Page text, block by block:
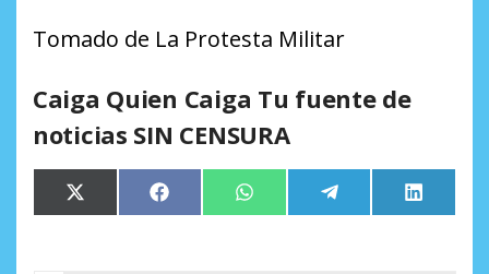
Tomado de La Protesta Militar
Caiga Quien Caiga Tu fuente de
noticias SIN CENSURA
Compartir
en
X
(Twitter)
Compartir
en
Facebook Compartir
en
WhatsApp Compartir
en
Telegram
en
LinkedIn